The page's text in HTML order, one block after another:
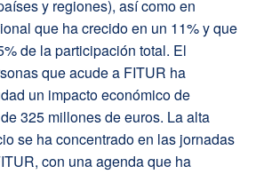
y regiones), así como en
que ha crecido en un 11% y que
de la participación total. El
que acude a FITUR ha
un impacto económico de
325 millones de euros. La alta
se ha concentrado en las jornadas
con una agenda que ha